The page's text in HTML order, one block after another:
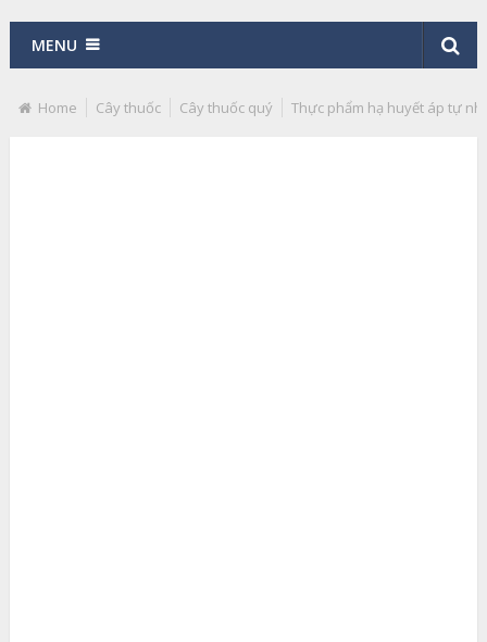
MENU
Home Cây thuốc Cây thuốc quý Thực phẩm hạ huyết áp tự